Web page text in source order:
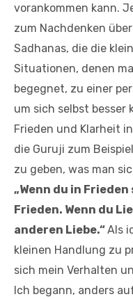
vorankommen kann.
zum Nachdenken
Sadhanas, die die
Situationen, denen
begegnet, zu einer
um sich selbst besser
Frieden und Klarheit
die Guruji zum
zu geben, was man
„Wenn du in
Frieden. Wenn du
anderen Liebe.“Als
kleinen Handlung zu
sich mein Verhalten
Ich begann, anders